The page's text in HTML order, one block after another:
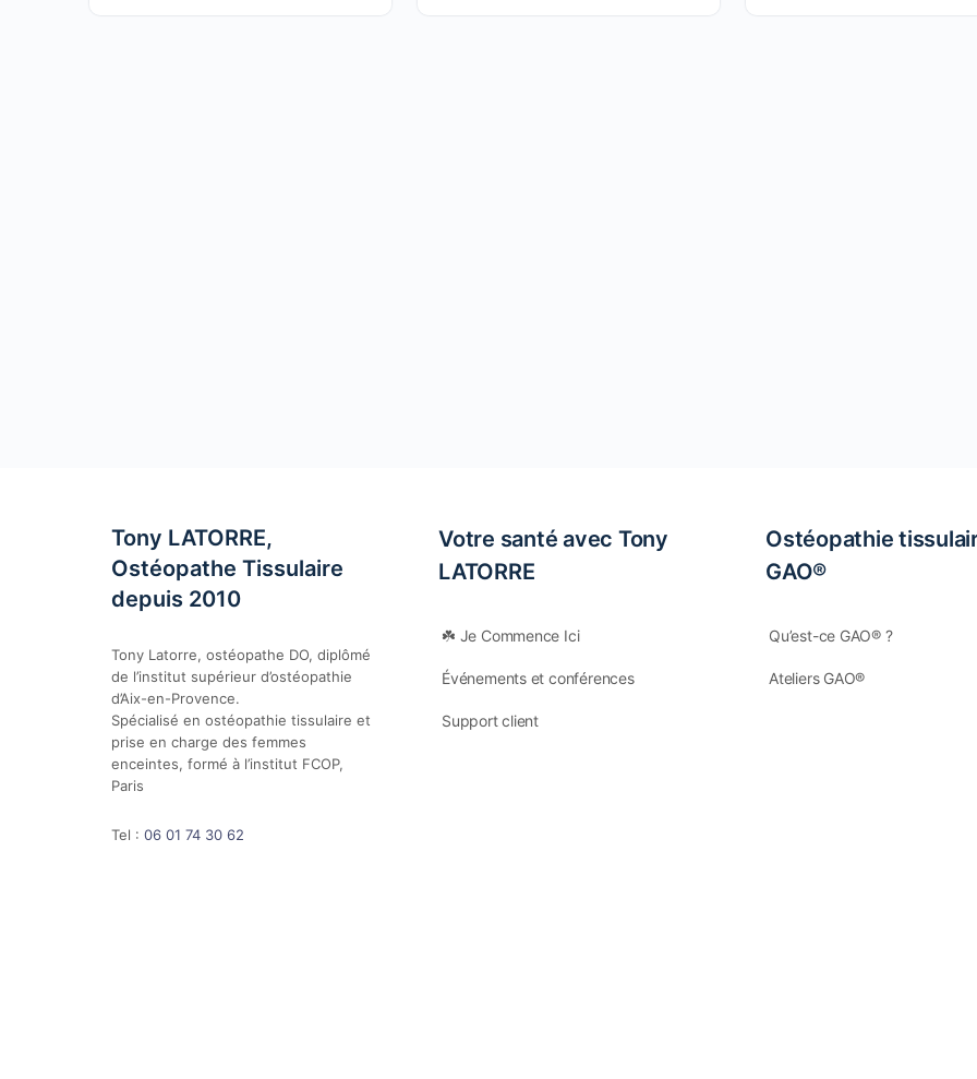
Tony LATORRE,
Ostéopathe Tissulaire
depuis 2010
Tony Latorre, ostéopathe DO, diplômé
de l’institut supérieur d’ostéopathie
d’Aix-en-Provence.
Spécialisé en ostéopathie tissulaire et
prise en charge des femmes
enceintes, formé à l’institut FCOP,
Paris
Tel : 06 01 74 30 62
Votre santé avec Tony
LATORRE
☘️ Je Commence Ici
Événements et conférences
Support client
Ostéopathie
GAO®
Qu’est-ce GAO® ?
Ateliers GAO®